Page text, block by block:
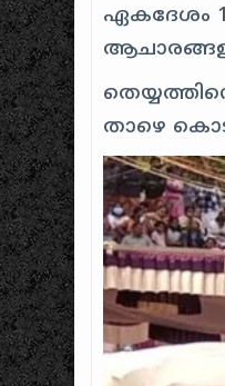
ഏകദേശം
താഴെ